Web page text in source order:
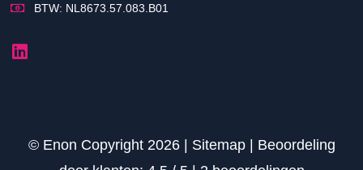
BTW: NL8673.57.083.B01
© Enon Copyright 2026 | Sitemap| Beoordeling